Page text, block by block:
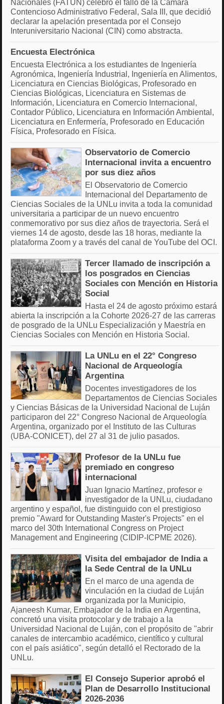
Nacionales (FATUN) celebró el fallo de la Cámara
Contencioso Administrativo Federal, Sala III, que decidió
declarar la apelación presentada por el Consejo
Interuniversitario Nacional (CIN) como abstracta.
Encuesta Electrónica
Encuesta Electrónica a los estudiantes de Ingeniería
Agronómica, Ingeniería Industrial, Ingeniería en Alimentos,
Licenciatura en Ciencias Biológicas, Profesorado en
Ciencias Biológicas, Licenciatura en Sistemas de
Información, Licenciatura en Comercio Internacional,
Contador Público, Licenciatura en Información Ambiental,
Licenciatura en Enfermería, Profesorado en Educación
Física, Profesorado en Física.
Observatorio de Comercio
Internacional invita a encuentro
por sus diez años
El Observatorio de Comercio
Internacional del Departamento de
Ciencias Sociales de la UNLu invita a toda la comunidad
universitaria a participar de un nuevo encuentro
conmemorativo por sus diez años de trayectoria. Será el
viernes 14 de agosto, desde las 18 horas, mediante la
plataforma Zoom y a través del canal de YouTube del OCI.
Tercer llamado de inscripción a
los posgrados en Ciencias
Sociales con Mención en Historia
Social
Hasta el 24 de agosto próximo estará
abierta la inscripción a la Cohorte 2026-27 de las carreras
de posgrado de la UNLu Especialización y Maestría en
Ciencias Sociales con Mención en Historia Social.
La UNLu en el 22° Congreso
Nacional de Arqueología
Argentina
Docentes investigadores de los
Departamentos de Ciencias Sociales
y Ciencias Básicas de la Universidad Nacional de Luján
participaron del 22° Congreso Nacional de Arqueología
Argentina, organizado por el Instituto de las Culturas
(UBA-CONICET), del 27 al 31 de julio pasados.
Profesor de la UNLu fue
premiado en congreso
internacional
Juan Ignacio Martínez, profesor e
investigador de la UNLu, ciudadano
argentino y español, fue distinguido con el prestigioso
premio "Award for Outstanding Master's Projects" en el
marco del 30th International Congress on Project
Management and Engineering (CIDIP-ICPME 2026).
Visita del embajador de India a
la Sede Central de la UNLu
En el marco de una agenda de
vinculación en la ciudad de Luján
organizada por la Municipio,
Ajaneesh Kumar, Embajador de la India en Argentina,
concretó una visita protocolar y de trabajo a la
Universidad Nacional de Luján, con el propósito de "abrir
canales de intercambio académico, científico y cultural
con el país asiático", según detalló el Rectorado de la
UNLu.
El Consejo Superior aprobó el
Plan de Desarrollo Institucional
2026-2036